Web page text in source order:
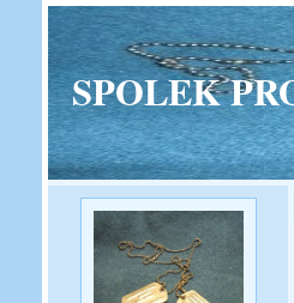
SPOLEK